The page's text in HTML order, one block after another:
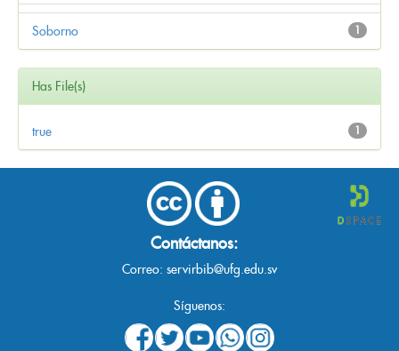
1
Soborno
Has File(s)
1
true
Contáctanos:
Correo: servirbib@ufg.edu.sv
Síguenos: